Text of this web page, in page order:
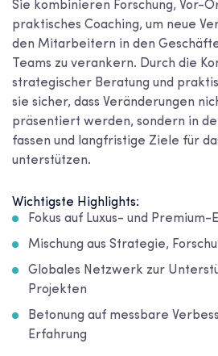
Sie kombinieren Forschung, Vor-
praktisches Coaching, um neue
den Mitarbeitern in den
Teams zu verankern. Durch die
strategischer Beratung und
sie sicher, dass Veränderungen
präsentiert werden, sondern in
fassen und langfristige Ziele für
unterstützen.
Wichtigste Highlights:
Fokus auf Luxus- und Premium-
Mischung aus Strategie,
Globales Netzwerk zur
Projekten
Betonung auf messbare
Erfahrung